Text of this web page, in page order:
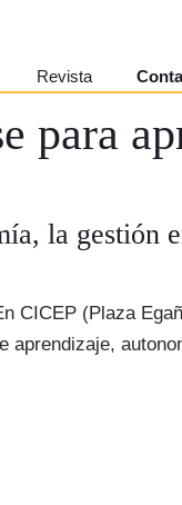
Revista
para
la gestión
CICEP (Plaza
aprendizaje,